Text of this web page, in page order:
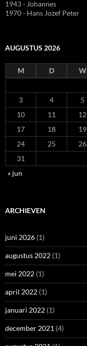
1943 - Johannes
1970 - Hans Jozef Peter
AUGUSTUS 2026
M D W
3
4 5
10
11 12
17
18 19
24
25 26
31
« jun
ARCHIEVEN
juni 2026 (1)
augustus 2022 (1)
mei 2022 (1)
april 2022 (1)
januari 2022 (1)
december 2021 (4)